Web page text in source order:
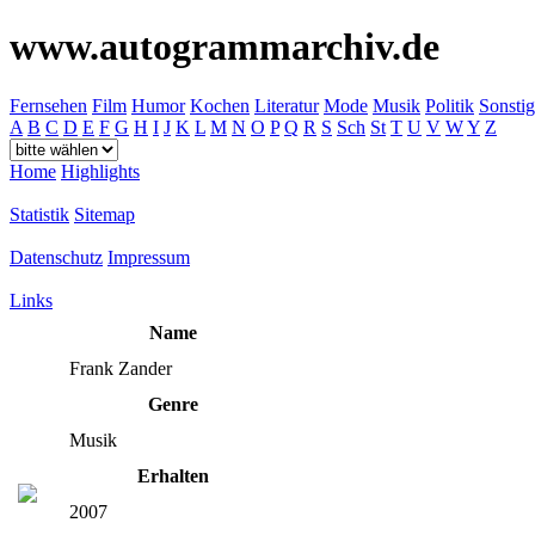
www.autogrammarchiv.de
Fernsehen Film Humor Kochen Literatur Mode Musik Politik
A B C D E F G H I J K L M N O P Q R S Sch St T U V WY Z
Home Highlights
Statistik Sitemap
Datenschutz Impressum
Links
Name
Frank Zander
Genre
Musik
Erhalten
2007